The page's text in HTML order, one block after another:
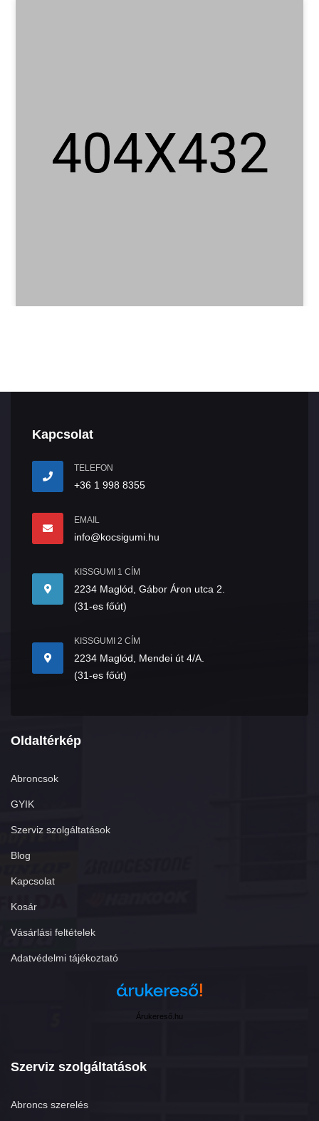
Kapcsolat
TELEFON
+36 1 998 8355
EMAIL
info@kocsigumi.hu
KISSGUMI 1 CÍM
2234 Maglód, Gábor Áron utca 2.
(31-es főút)
KISSGUMI 2 CÍM
2234 Maglód, Mendei út 4/A.
(31-es főút)
Oldaltérkép
Abroncsok
GYIK
Szerviz szolgáltatások
Blog
Kapcsolat
Kosár
Vásárlási feltételek
Adatvédelmi tájékoztató
Árukereső.hu
Szerviz szolgáltatások
Abroncs szerelés